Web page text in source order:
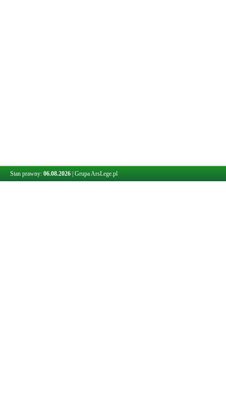
Stan prawny: 06.08.2026 Grupa ArsLege.pl